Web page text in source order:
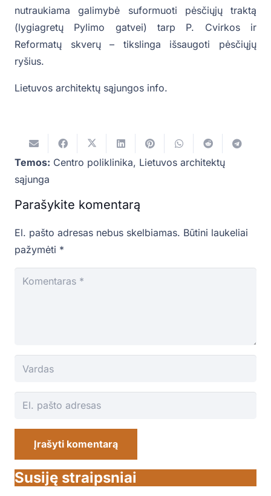
nutraukiama galimybė suformuoti pėsčiųjų traktą
(lygiagretų Pylimo gatvei) tarp P. Cvirkos ir
Reformatų skverų – tikslinga išsaugoti pėsčiųjų
ryšius.
Lietuvos architektų sąjungos info.
Temos: Centro poliklinika, Lietuvos architektų
sąjunga
Parašykite komentarą
El. pašto adresas nebus skelbiamas. Būtini laukeliai
pažymėti *
Įrašyti komentarą
Susiję straipsniai